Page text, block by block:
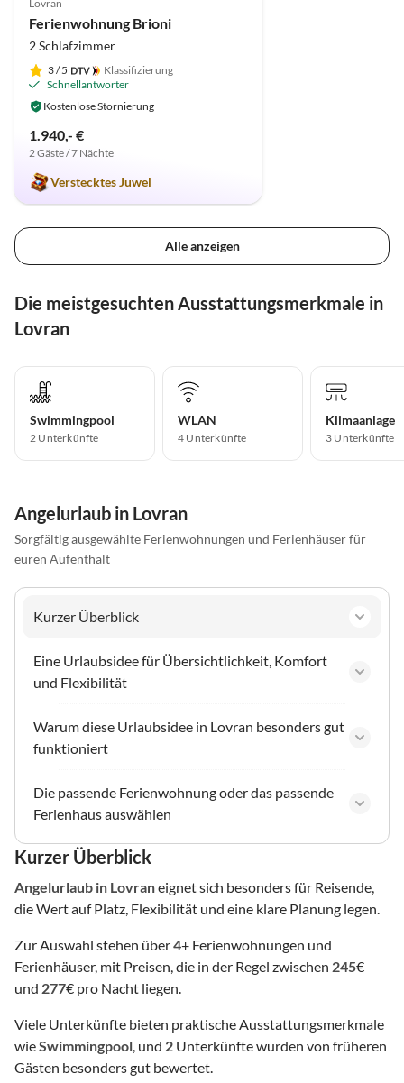
Lovran
Ferienwohnung Brioni
2 Schlafzimmer
3/ 5
Klassifizierung
Schnellantworter
Kostenlose Stornierung
1.940,- €
2 Gäste / 7 Nächte
Verstecktes Juwel
Alle anzeigen
Die meistgesuchten Ausstattungsmerkmale in
Lovran
Swimmingpool
2 Unterkünfte
WLAN
4 Unterkünfte
Klimaanlage
3 Unterkünfte
Angelurlaub in Lovran
Sorgfältig ausgewählte Ferienwohnungen und Ferienhäuser für
euren Aufenthalt
Kurzer Überblick
Eine Urlaubsidee für Übersichtlichkeit, Komfort
und Flexibilität
Warum diese Urlaubsidee in Lovran besonders gut
funktioniert
Die passende Ferienwohnung oder das passende
Ferienhaus auswählen
Kurzer Überblick
Angelurlaub in Lovraneignet sich besonders für Reisende,
die Wert auf Platz, Flexibilität und eine klare Planung legen.
Zur Auswahl stehen über4+ Ferienwohnungen und
Ferienhäuser, mit Preisen, die in der Regel zwischen 245€
und 277€ pro Nacht liegen.
Viele Unterkünfte bieten praktische Ausstattungsmerkmale
wieSwimmingpool, und 2 Unterkünfte wurden von früheren
Gästen besonders gut bewertet.